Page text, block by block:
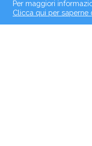
Per maggiori
Clicca qui per saperne